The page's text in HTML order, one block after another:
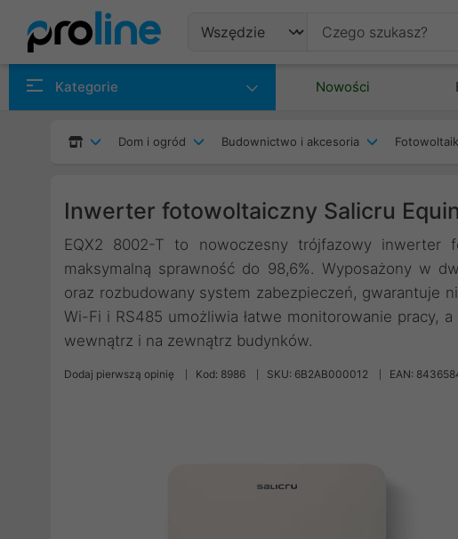
Kategorie Nowości
Dom i ogród Budownictwo i akcesoria
Inwerter fotowoltaiczny Salicru
EQX2 8002-T to nowoczesny trójfazowy inwerter
maksymalną sprawność do 98,6%. Wyposażony w
oraz rozbudowany system zabezpieczeń, gwarantuje
Wi-Fi i RS485 umożliwia łatwe monitorowanie pracy,
wewnątrz i na zewnątrz budynków.
Dodaj pierwszą opinię Kod: 8986 SKU: 6B2AB000012 EAN: